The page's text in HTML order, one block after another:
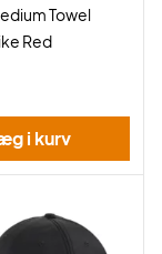
Towel
Red
i kurv